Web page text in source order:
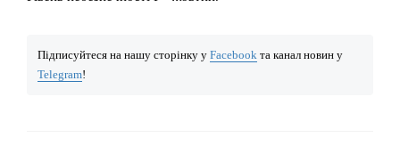
Підписуйтеся на нашу сторінку у Facebook та канал новин у
Telegram!